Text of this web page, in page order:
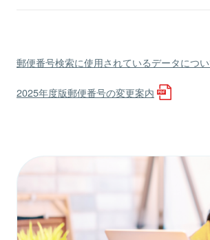
郵便番号検索に使用されているデータにつ
2025年度版郵便番号の変更案内